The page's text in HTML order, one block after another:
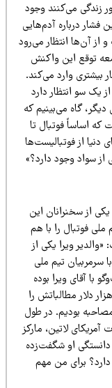
می‌کنند وجود
درباره آدم‌هایی
انتظار می‌رود
این واکنش
وارد می‌کند.
انتظار دارد
گاه می‌بینیم که
فوتبال تا
فوتبالیست‌ها
وجود دارد؟»
سخنرانان این
را با هم
ویرا یکی از
تیم ملی
ویرا بوده
ایران منتظر بود ۱۰ هزار دلار مطالباتش را
بودیم. در طول
لاتین، مارکز
او شگفت‌زده
برای من مهم